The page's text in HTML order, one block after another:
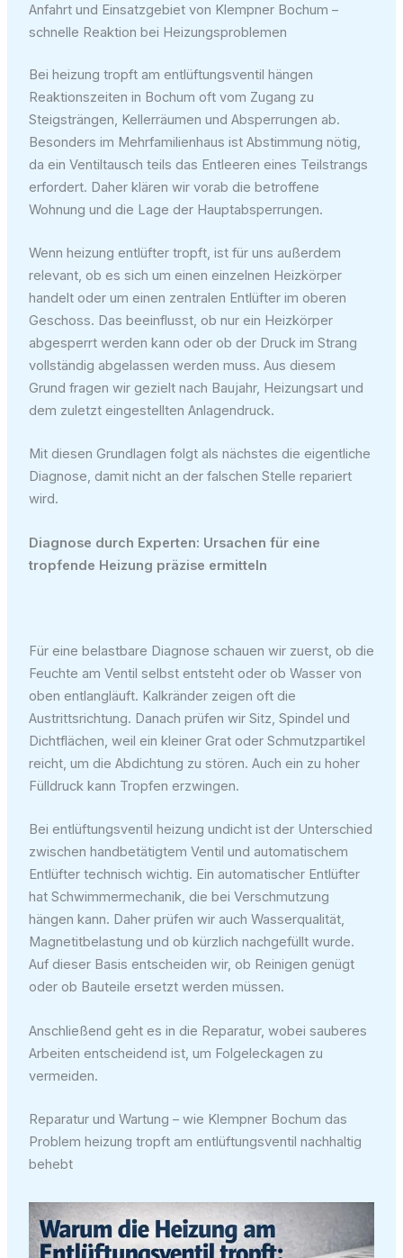
Anfahrt und Einsatzgebiet von Klempner Bochum –
schnelle Reaktion bei Heizungsproblemen
Bei heizung tropft am entlüftungsventil hängen
Reaktionszeiten in Bochum oft vom Zugang zu
Steigsträngen, Kellerräumen und Absperrungen ab.
Besonders im Mehrfamilienhaus ist Abstimmung nötig,
da ein Ventiltausch teils das Entleeren eines Teilstrangs
erfordert. Daher klären wir vorab die betroffene
Wohnung und die Lage der Hauptabsperrungen.
Wenn heizung entlüfter tropft, ist für uns außerdem
relevant, ob es sich um einen einzelnen Heizkörper
handelt oder um einen zentralen Entlüfter im oberen
Geschoss. Das beeinflusst, ob nur ein Heizkörper
abgesperrt werden kann oder ob der Druck im Strang
vollständig abgelassen werden muss. Aus diesem
Grund fragen wir gezielt nach Baujahr, Heizungsart und
dem zuletzt eingestellten Anlagendruck.
Mit diesen Grundlagen folgt als nächstes die eigentliche
Diagnose, damit nicht an der falschen Stelle repariert
wird.
Diagnose durch Experten: Ursachen für eine
tropfende Heizung präzise ermitteln
Für eine belastbare Diagnose schauen wir zuerst, ob die
Feuchte am Ventil selbst entsteht oder ob Wasser von
oben entlangläuft. Kalkränder zeigen oft die
Austrittsrichtung. Danach prüfen wir Sitz, Spindel und
Dichtflächen, weil ein kleiner Grat oder Schmutzpartikel
reicht, um die Abdichtung zu stören. Auch ein zu hoher
Fülldruck kann Tropfen erzwingen.
Bei entlüftungsventil heizung undicht ist der Unterschied
zwischen handbetätigtem Ventil und automatischem
Entlüfter technisch wichtig. Ein automatischer Entlüfter
hat Schwimmermechanik, die bei Verschmutzung
hängen kann. Daher prüfen wir auch Wasserqualität,
Magnetitbelastung und ob kürzlich nachgefüllt wurde.
Auf dieser Basis entscheiden wir, ob Reinigen genügt
oder ob Bauteile ersetzt werden müssen.
Anschließend geht es in die Reparatur, wobei sauberes
Arbeiten entscheidend ist, um Folgeleckagen zu
vermeiden.
Reparatur und Wartung – wie Klempner Bochum das
Problem heizung tropft am entlüftungsventil nachhaltig
behebt